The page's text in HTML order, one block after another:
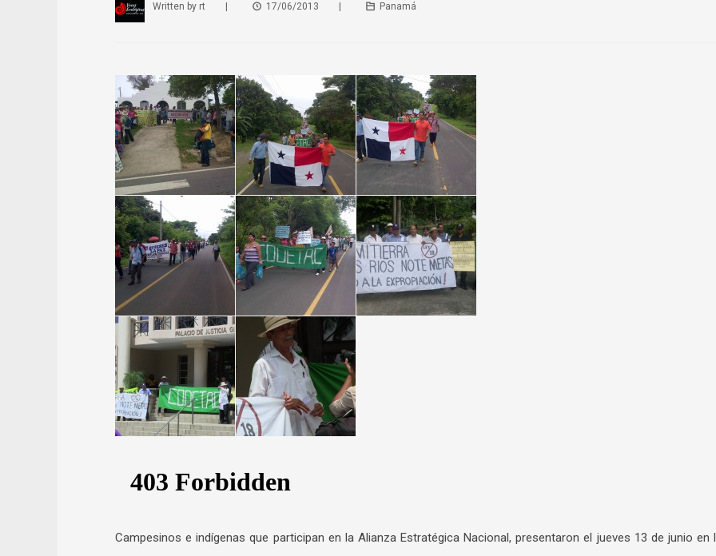
Written by rt 17/06/2013 Panamá
Campesinos e indígenas que participan en la Alianza Estratégica Nacional, presentaron el jueves 13 de junio en